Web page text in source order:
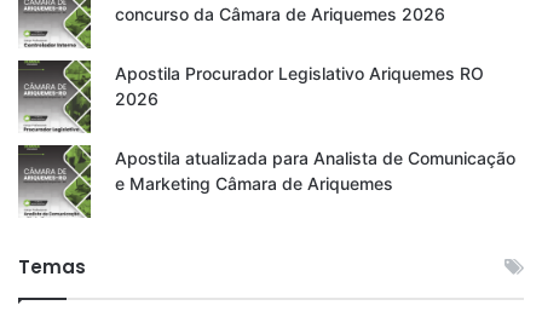
concurso da Câmara de Ariquemes 2026
Apostila Procurador Legislativo Ariquemes RO
2026
Apostila atualizada para Analista de Comunicação
e Marketing Câmara de Ariquemes
Temas